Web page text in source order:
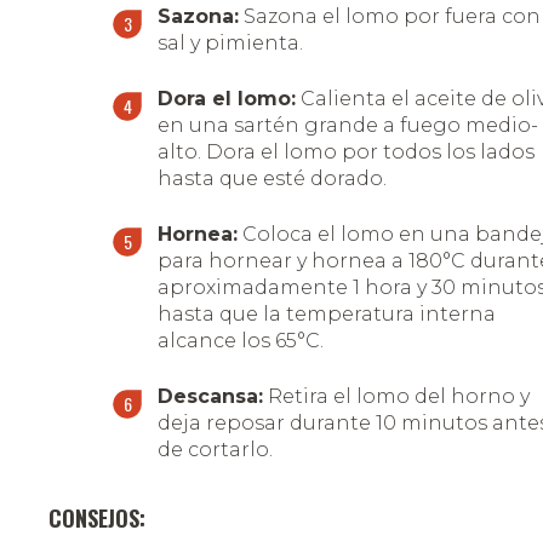
Sazona: Sazona el lomo por fuera con
sal y pimienta.
Dora el lomo: Calienta el aceite de
en una sartén grande a fuego medio-
alto. Dora el lomo por todos los lados
hasta que esté dorado.
Hornea: Coloca el lomo en una
para hornear y hornea a 180°C
aproximadamente 1 hora y 30
hasta que la temperatura interna
alcance los 65°C.
Descansa: Retira el lomo del horno y
deja reposar durante 10 minutos
de cortarlo.
CONSEJOS: